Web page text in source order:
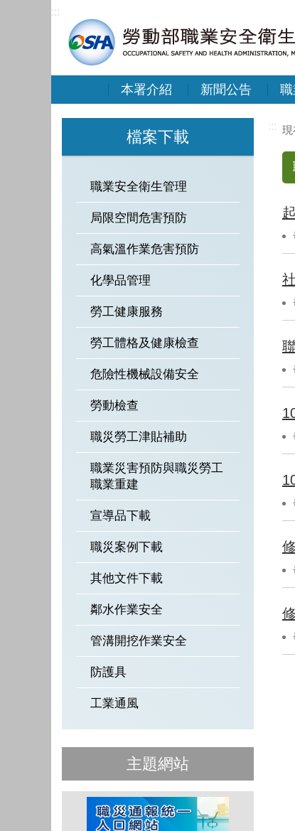
:::
本署介紹 新聞公告
檔案下載
職業安全衛生管理
局限空間危害預防
高氣溫作業危害預防
化學品管理
勞工健康服務
勞工體格及健康檢查
危險性機械設備安全
勞動檢查
職災勞工津貼補助
職業災害預防與職災勞工
職業重建
宣導品下載
職災案例下載
其他文件下載
鄰水作業安全
管溝開挖作業安全
防護具
工業通風
主題網站
:::